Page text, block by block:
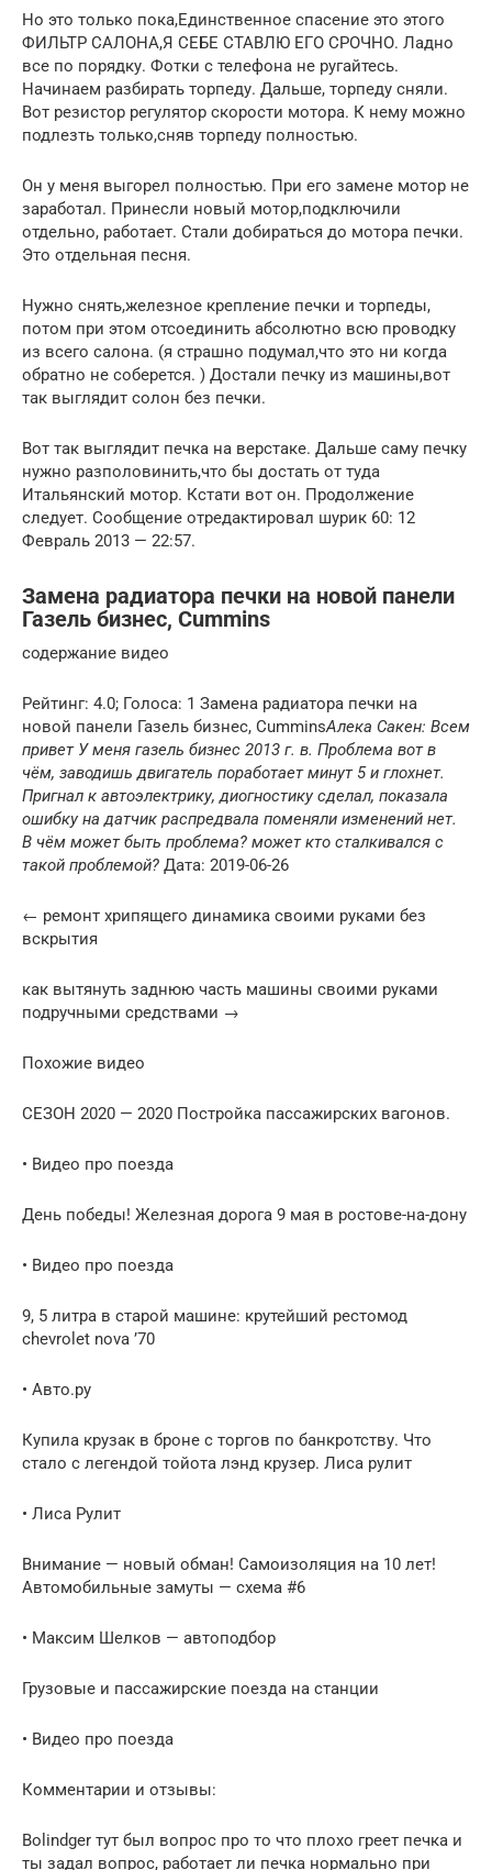
Но это только пока,Единственное спасение это этого
ФИЛЬТР САЛОНА,Я СЕБЕ СТАВЛЮ ЕГО СРОЧНО. Ладно
все по порядку. Фотки с телефона не ругайтесь.
Начинаем разбирать торпеду. Дальше, торпеду сняли.
Вот резистор регулятор скорости мотора. К нему можно
подлезть только,сняв торпеду полностью.
Он у меня выгорел полностью. При его замене мотор не
заработал. Принесли новый мотор,подключили
отдельно, работает. Стали добираться до мотора печки.
Это отдельная песня.
Нужно снять,железное крепление печки и торпеды,
потом при этом отсоединить абсолютно всю проводку
из всего салона. (я страшно подумал,что это ни когда
обратно не соберется. ) Достали печку из машины,вот
так выглядит солон без печки.
Вот так выглядит печка на верстаке. Дальше саму печку
нужно разполовинить,что бы достать от туда
Итальянский мотор. Кстати вот он. Продолжение
следует. Сообщение отредактировал шурик 60: 12
Февраль 2013 — 22:57.
Замена радиатора печки на новой панели
Газель бизнес, Cummins
содержание видео
Рейтинг: 4.0; Голоса: 1 Замена радиатора печки на
новой панели Газель бизнес, CumminsАлека Сакен: Всем
привет У меня газель бизнес 2013 г. в. Проблема вот в
чём, заводишь двигатель поработает минут 5 и глохнет.
Пригнал к автоэлектрику, диогностику сделал, показала
ошибку на датчик распредвала поменяли изменений нет.
В чём может быть проблема? может кто сталкивался с
такой проблемой? Дата: 2019-06-26
← ремонт хрипящего динамика своими руками без
вскрытия
как вытянуть заднюю часть машины своими руками
подручными средствами →
Похожие видео
СЕЗОН 2020 — 2020 Постройка пассажирских вагонов.
• Видео про поезда
День победы! Железная дорога 9 мая в ростове-на-дону
• Видео про поезда
9, 5 литра в старой машине: крутейший рестомод
chevrolet nova ’70
• Авто.ру
Купила крузак в броне с торгов по банкротству. Что
стало с легендой тойота лэнд крузер. Лиса рулит
• Лиса Рулит
Внимание — новый обман! Самоизоляция на 10 лет!
Автомобильные замуты — схема #6
• Максим Шелков — автоподбор
Грузовые и пассажирские поезда на станции
• Видео про поезда
Комментарии и отзывы:
Bolindger тут был вопрос про то что плохо греет печка и
ты задал вопрос, работает ли печка нормально при